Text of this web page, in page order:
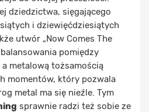
dziedzictwa, sięgającego
i dziewięćdziesiątych
utwór „Now Comes The
pomiędzy
metalową tożsamością
momentów, który pozwala
metal ma się nieźle. Tym
sprawnie radzi też sobie ze